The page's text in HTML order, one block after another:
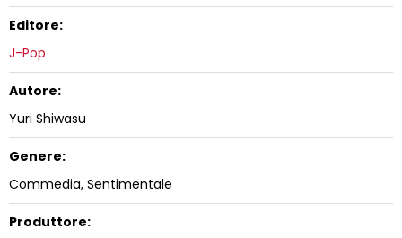
Editore:
J-Pop
Autore:
Yuri Shiwasu
Genere:
Commedia, Sentimentale
Produttore: